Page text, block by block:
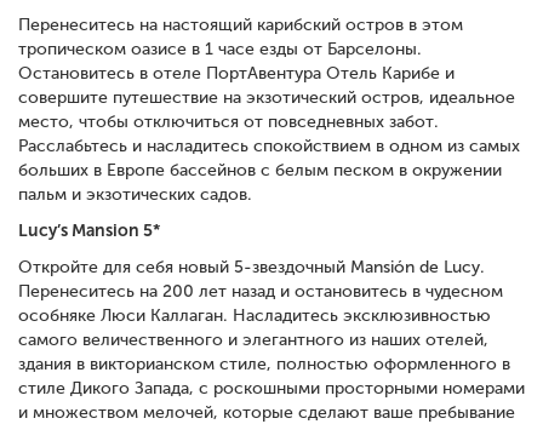
Перенеситесь на настоящий карибский остров в этом
тропическом оазисе в 1 часе езды от Барселоны.
Остановитесь в отеле ПортАвентура Отель Карибе и
совершите путешествие на экзотический остров, идеальное
место, чтобы отключиться от повседневных забот.
Расслабьтесь и насладитесь спокойствием в одном из самых
больших в Европе бассейнов с белым песком в окружении
пальм и экзотических садов.
Lucy’s Mansion 5*
Откройте для себя новый 5-звездочный Mansión de Lucy.
Перенеситесь на 200 лет назад и остановитесь в чудесном
особняке Люси Каллаган. Насладитесь эксклюзивностью
самого величественного и элегантного из наших отелей,
здания в викторианском стиле, полностью оформленного в
стиле Дикого Запада, с роскошными просторными номерами
и множеством мелочей, которые сделают ваше пребывание